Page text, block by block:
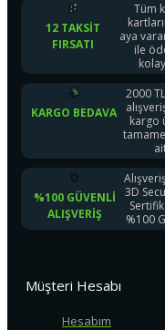
12 TAKSIT
FIRSATI
Tüm
aya
ile
KARGO BEDAVA
2000
kargo
%100 GÜVENLI
ALIŞVERIŞ
3D
%100
Müşteri Hesabı
Hesabım